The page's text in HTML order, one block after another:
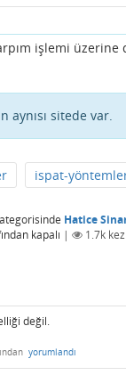
işlemi üzerine
aynısı sitede var.
ispat-
Hatice
kapalı | 1.7k
değil.
yorumlandı